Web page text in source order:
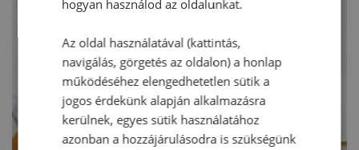
hogyan használod az oldalunkat.
Az oldal használatával (kattintás,
navigálás, görgetés az oldalon) a honlap
működéséhez elengedhetetlen sütik a
jogos érdekünk alapján alkalmazásra
kerülnek, egyes sütik használatához
azonban a hozzájárulásodra is szükségünk